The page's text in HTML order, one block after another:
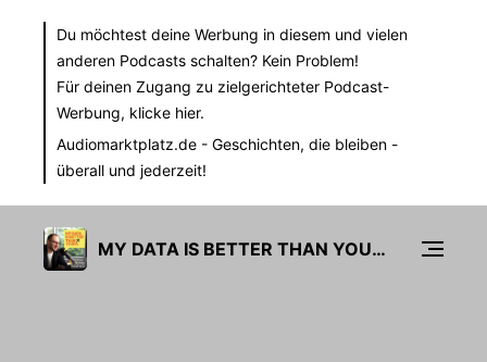
Du möchtest deine Werbung in diesem und vielen
anderen Podcasts schalten? Kein Problem!
Für deinen Zugang zu zielgerichteter Podcast-
Werbung, klicke hier.
Audiomarktplatz.de - Geschichten, die bleiben -
überall und jederzeit!
MY DATA IS BETTER THAN YOURS